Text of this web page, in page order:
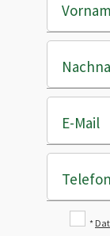
E-Mail
*